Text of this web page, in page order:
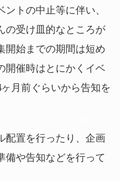
トの中止等に伴い、
の受け皿的なところが
開始までの期間は短め
開催時はとにかくイベ
月前ぐらいから告知を
配置を行ったり、企画
備や告知などを行って